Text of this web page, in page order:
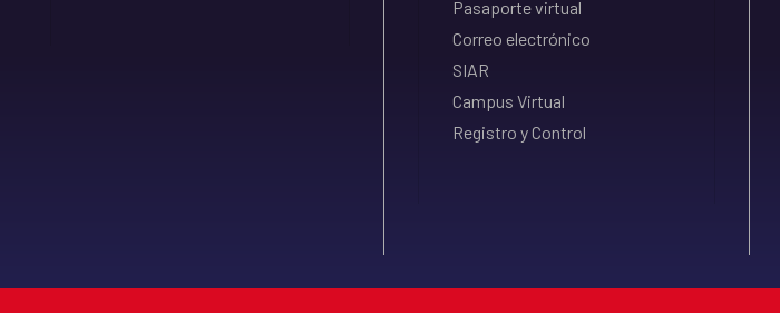
Pasaporte virtual
Correo electrónico
SIAR
Campus Virtual
Registro y Control